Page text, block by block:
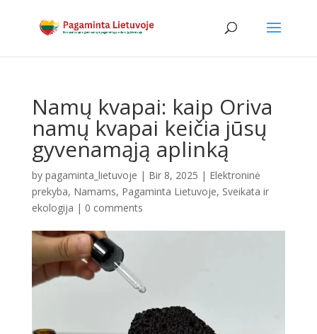
Namų kvapai: kaip Oriva
namų kvapai keičia jūsų
gyvenamąją aplinką
by pagaminta_lietuvoje | Bir 8, 2025 | Elektroninė
prekyba, Namams, Pagaminta Lietuvoje, Sveikata ir
ekologija | 0 comments